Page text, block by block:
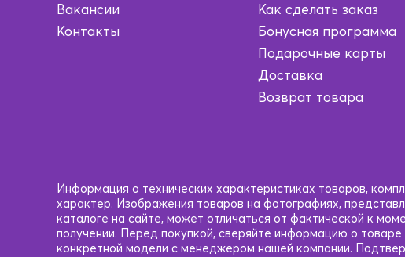
Вакансии
Контакты
Как сделать заказ
Бонусная программа
Подарочные карты
Доставка
Возврат товара
Информация о технических характеристиках товаров,
характер. Изображения товаров на фотографиях,
каталоге на сайте, может отличаться от фактической к
получении. Перед покупкой, сверяйте информацию о
конкретной модели с менеджером нашей компании.